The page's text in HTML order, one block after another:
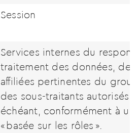
Session
Services internes du
traitement des données, des
affiliées pertinentes du
des sous-traitants autorisés,
échéant, conformément à
« basée sur les rôles ».